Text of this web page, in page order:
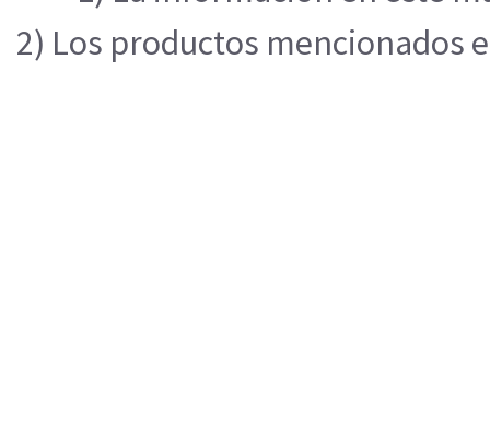
2) Los productos mencionados